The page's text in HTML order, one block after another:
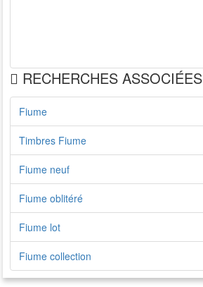
RECHERCHES ASSOCIÉES
Fiume
Timbres Fiume
Fiume neuf
Fiume oblitéré
Fiume lot
Fiume collection